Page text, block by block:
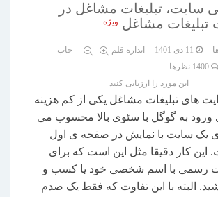
سایت، تبلیغات مشاغل در
مشاغل ویژه
اندازه قلم
چاپ
1400 نظرها
این مورد را ارزیابی کنید
های تبلیغات مشاغل یکی از کم هزینه
ورود به گوگل با سئوی بالا محسوب می
یک سایت با نمایش در صفحه ی اول
این کار دقیقا مثل این است که برای
رسمی با اسم شخصی خود یا کسب و
البته با این تفاوت که فقط یک صدم